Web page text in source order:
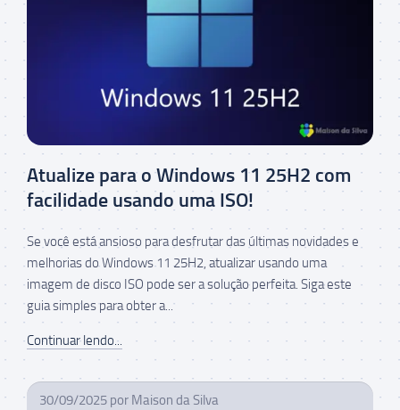
Atualize para o Windows 11 25H2 com
facilidade usando uma ISO!
Se você está ansioso para desfrutar das últimas novidades e
melhorias do Windows 11 25H2, atualizar usando uma
imagem de disco ISO pode ser a solução perfeita. Siga este
guia simples para obter a...
Continuar lendo...
30/09/2025 por Maison da Silva